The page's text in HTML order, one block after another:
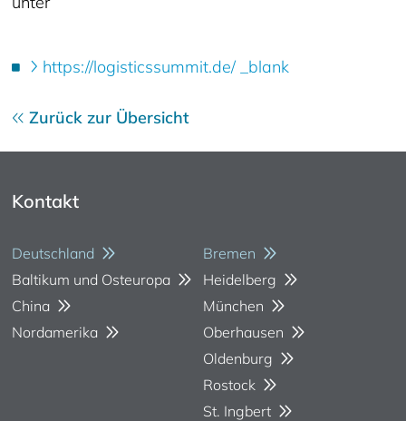
https://logisticssummit.de/ _blank
Zurück zur Übersicht
Kontakt
Deutschland
Baltikum und Osteuropa
China
Nordamerika
Bremen
Heidelberg
München
Oberhausen
Oldenburg
Rostock
St. Ingbert